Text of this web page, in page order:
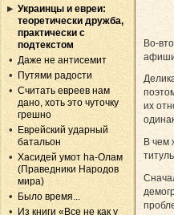
Украинцы и евреи:
теоретически дружба,
практически с
подтекстом
Даже не антисемит
Путями радости
Считать евреев нам
дано, хоть это чуточку
грешно
Еврейский ударный
батальон
Хасидей умот hа-Олам
(Праведники Народов
мира)
Было время...
Из книги «Все не как у
Во-
их
В чем